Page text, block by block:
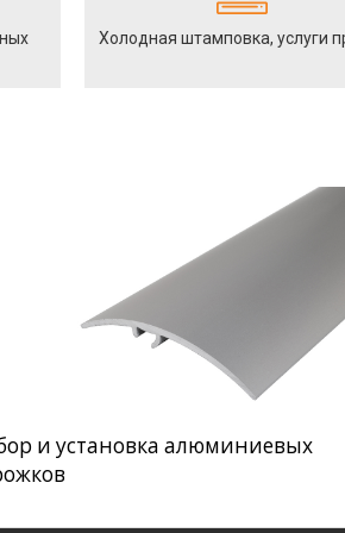
Холодная штамповка, услуги
и установка алюминиевых